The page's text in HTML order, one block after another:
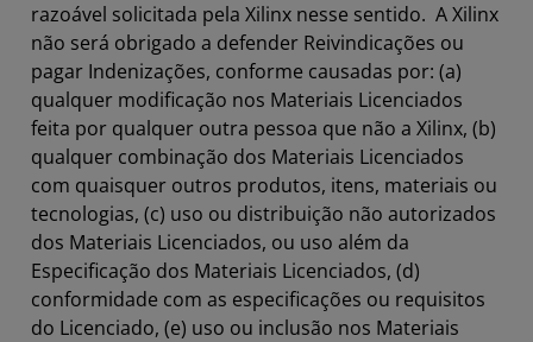
razoável solicitada pela Xilinx nesse sentido. A Xilinx
não será obrigado a defender Reivindicações ou
pagar Indenizações, conforme causadas por: (a)
qualquer modificação nos Materiais Licenciados
feita por qualquer outra pessoa que não a Xilinx, (b)
qualquer combinação dos Materiais Licenciados
com quaisquer outros produtos, itens, materiais ou
tecnologias, (c) uso ou distribuição não autorizados
dos Materiais Licenciados, ou uso além da
Especificação dos Materiais Licenciados, (d)
conformidade com as especificações ou requisitos
do Licenciado, (e) uso ou inclusão nos Materiais